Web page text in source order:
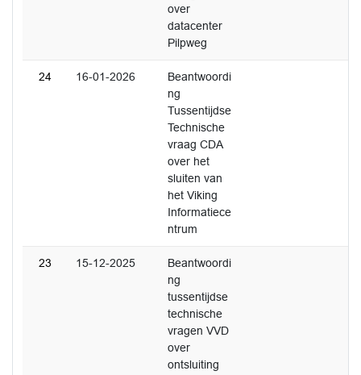
over
datacenter
Pilpweg
24 16-01-2026
Beantwoordi
ng
Tussentijdse
Technische
vraag CDA
over het
sluiten van
het Viking
Informatiece
ntrum
23 15-12-2025
Beantwoordi
ng
tussentijdse
technische
vragen VVD
over
ontsluiting